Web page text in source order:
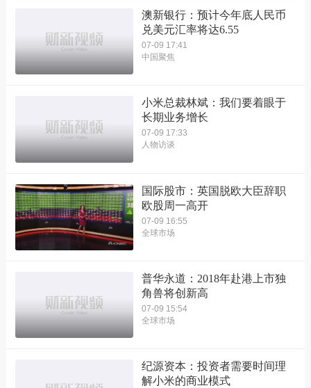
澳新银行：预计今年底人民币
兑美元汇率将达6.55
07-09 17:41
中国聚焦
小米总裁林斌：我们要着眼于
长期业务增长
07-09 17:33
人物访谈
国际股市：英国脱欧大臣辞职
欧股周一高开
07-09 16:55
全球市场
普华永道：2018年赴港上市独
角兽将创新高
07-09 15:54
全球市场
纪源资本：投资者需要时间理
解小米的商业模式